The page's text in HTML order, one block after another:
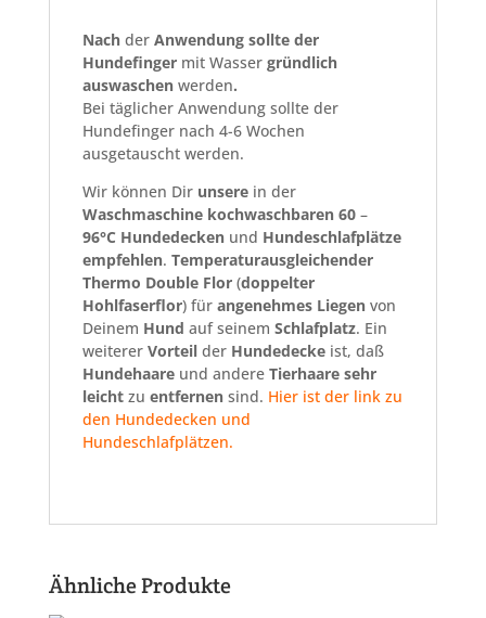
Nachder Anwendung sollte der
Hundefingermit Wasser gründlich
auswaschen werden.
Bei täglicher Anwendung sollte der
Hundefinger nach 4-6 Wochen
ausgetauscht werden.
Wir können Dir unserein der
Waschmaschine kochwaschbaren 60–
96°C Hundedeckenund Hundeschlafplätze
empfehlen. Temperaturausgleichender
Thermo Double Flor(doppelter
Hohlfaserflor) für angenehmes Liegenvon
Deinem Hund auf seinem Schlafplatz. Ein
weiterer Vorteilder Hundedeckeist, daß
Hundehaareund andere Tierhaare sehr
leichtzu entfernensind. Hier ist der link zu
den Hundedecken und
Hundeschlafplätzen.
Ähnliche Produkte